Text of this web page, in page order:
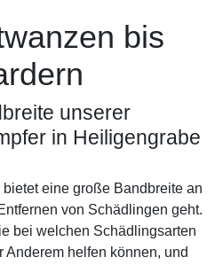
bis
unserer
in Heiligengrabe
eine große Bandbreite an
von Schädlingen geht.
bei welchen Schädlingsarten
Anderem helfen können, und